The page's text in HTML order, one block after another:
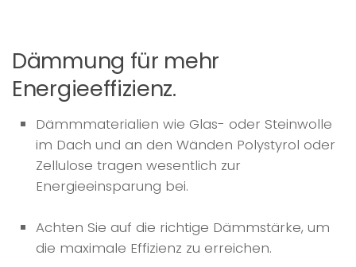
Dämmung für mehr
Energieeffizienz.
Dämmmaterialien wie Glas- oder Steinwolle
im Dach und an den Wänden Polystyrol oder
Zellulose tragen wesentlich zur
Energieeinsparung bei.
Achten Sie auf die richtige Dämmstärke, um
die maximale Effizienz zu erreichen.